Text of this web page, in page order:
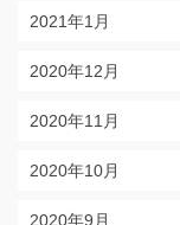
2021年1月
2020年12月
2020年11月
2020年10月
2020年9月